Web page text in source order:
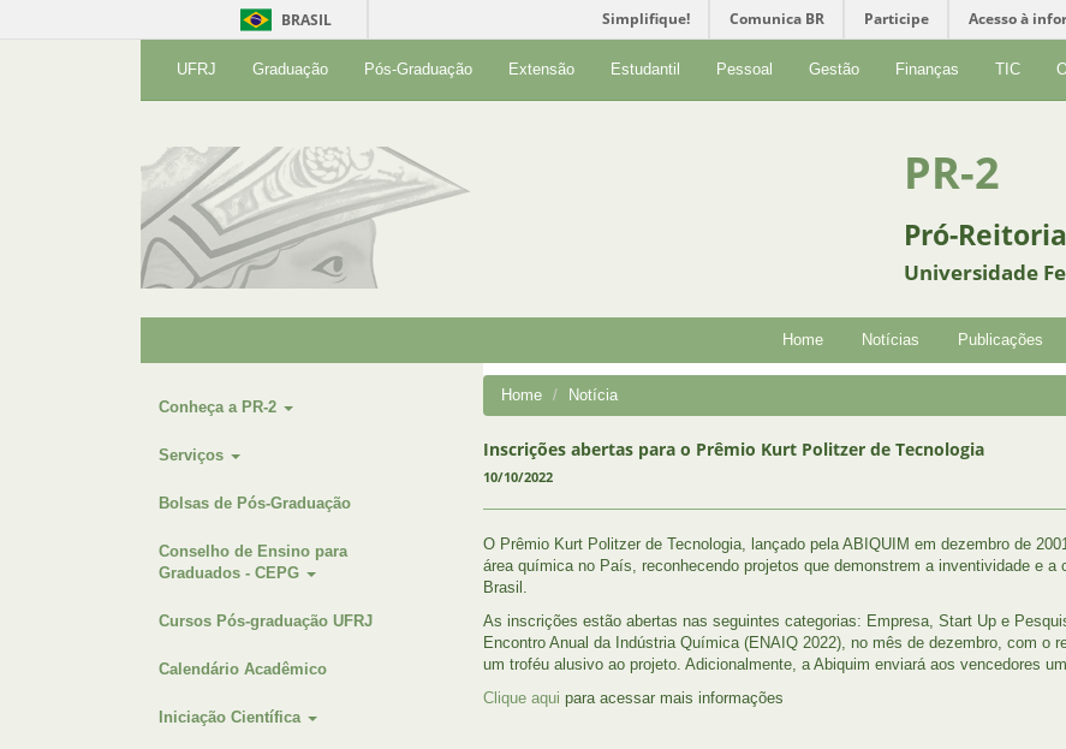
BRASIL Simplifique! Comunica BR Participe Acesso à
UFRJ Graduação Pós-Graduação Extensão Estudantil Pessoal Gestão Finanças TIC
PR-2
Pró-
Universidade
Home Notícias Publicações
Conheça a PR-2
Serviços
Bolsas de Pós-Graduação
Conselho de Ensino para
Graduados - CEPG
Cursos Pós-graduação UFRJ
Calendário Acadêmico
Iniciação Científica
Home Notícia
Inscrições abertas para o Prêmio Kurt Politzer de Tecnologia
10/10/2022
O Prêmio Kurt Politzer de Tecnologia, lançado pela ABIQUIM em dezembro de
área química no País, reconhecendo projetos que demonstrem a inventividade e
Brasil.
As inscrições estão abertas nas seguintes categorias: Empresa, Start Up e
Encontro Anual da Indústria Química (ENAIQ 2022), no mês de dezembro, com o
um troféu alusivo ao projeto. Adicionalmente, a Abiquim enviará aos vencedores
Clique aqui para acessar mais informações